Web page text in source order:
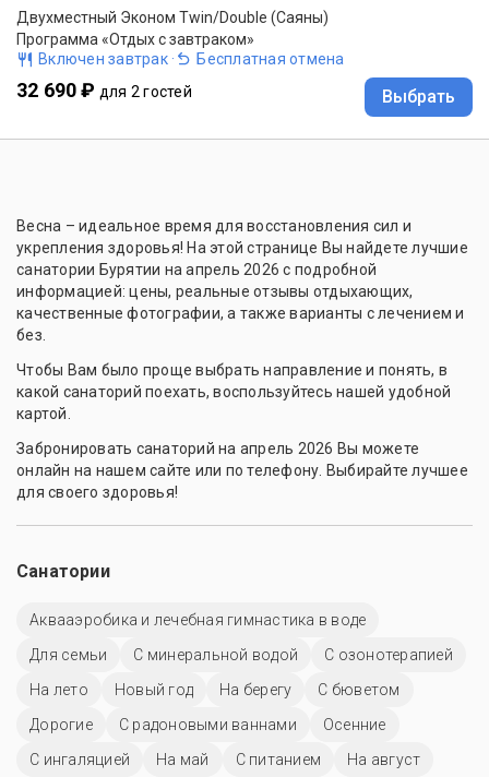
Двухместный Эконом Twin/Double (Саяны)
Программа «Отдых с завтраком»
Включен завтрак· Бесплатная отмена
32 690 ₽ для 2 гостей Выбрать
Весна – идеальное время для восстановления сил и
укрепления здоровья! На этой странице Вы найдете лучшие
санатории Бурятии на апрель 2026 с подробной
информацией: цены, реальные отзывы отдыхающих,
качественные фотографии, а также варианты с лечением и
без.
Чтобы Вам было проще выбрать направление и понять, в
какой санаторий поехать, воспользуйтесь нашей удобной
картой.
Забронировать санаторий на апрель 2026 Вы можете
онлайн на нашем сайте или по телефону. Выбирайте лучшее
для своего здоровья!
Санатории
Аквааэробика и лечебная гимнастика в воде
Для семьи
С минеральной водой
С озонотерапией
На лето
Новый год На берегу
С бюветом
Дорогие
С радоновыми ваннами
Осенние
С ингаляцией
На май С питанием На август